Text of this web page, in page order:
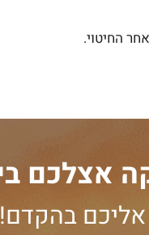
החיטוי.
אצלכם
אליכם בהקדם!